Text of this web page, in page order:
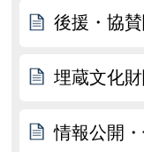
後援・協
埋蔵文化
情報公開